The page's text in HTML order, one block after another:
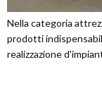
Nella categoria
prodotti
realizzazione